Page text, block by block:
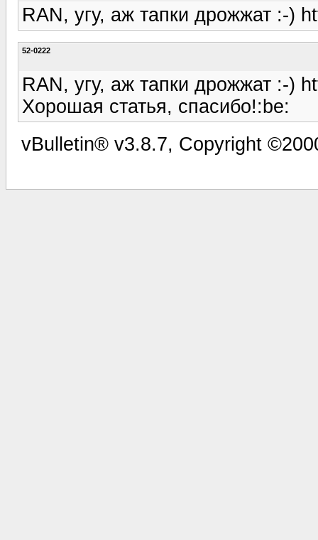
RAN, угу, аж тапки дрожжат :-)
52-0222
RAN, угу, аж тапки дрожжат :-)
Хорошая статья, спасибо!:be:
vBulletin® v3.8.7, Copyright